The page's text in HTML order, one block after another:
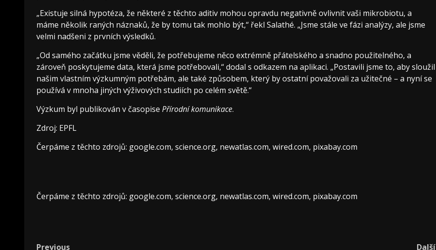
„Existuje silná hypotéza, že některé z těchto aditiv mohou opravdu negativně ovlivnit vaši mikrobiotu, a
máme několik raných náznaků, že by tomu tak mohlo být,“ řekl Salathé. „Jsme stále ve fázi analýzy, ale jsme
velmi nadšeni z prvních výsledků.
„Od samého začátku jsme věděli, že potřebujeme něco extrémně přátelského a snadno použitelného, ​​a
zároveň poskytujeme data, která jsme potřebovali,“ dodal s odkazem na aplikaci. „Postavili jsme to, aby sloužil
našim vlastním výzkumným potřebám, ale také způsobem, který by ostatní považovali za užitečné – a nyní se
používá v mnoha jiných výživových studiích po celém světě.“
Výzkum byl publikován v časopise Přírodní komunikace.
Zdroj: EPFL
Čerpáme z těchto zdrojů: google.com, science.org, newatlas.com, wired.com, pixabay.com
Čerpáme z těchto zdrojů: google.com, science.org, newatlas.com, wired.com, pixabay.com
Previous
Další